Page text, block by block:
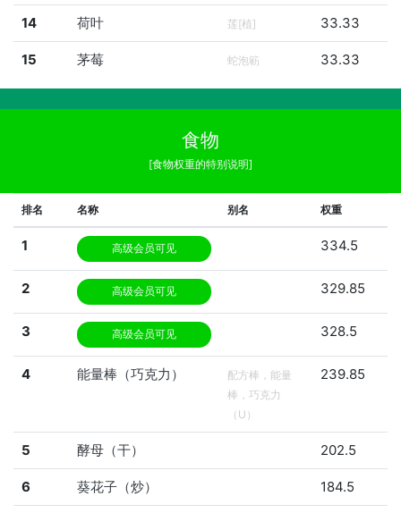
14 荷叶 莲[植] 33.33
15 茅莓 蛇泡簕 33.33
食物
[食物权重的特别说明]
排名 名称 别名 权重
1 高级会员可见 334.5
2 高级会员可见 329.85
3 高级会员可见 328.5
4 能量棒（巧克力）
配方棒，能量
棒，巧克力
（U）
239.85
5 酵母（干） 202.5
6 葵花子（炒） 184.5